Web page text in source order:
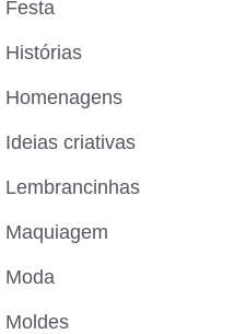
Festa
Histórias
Homenagens
Ideias criativas
Lembrancinhas
Maquiagem
Moda
Moldes